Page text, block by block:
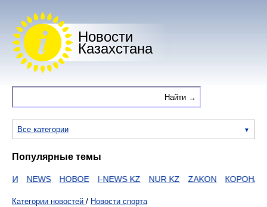
Новости
Казахстана
Все категории
Популярные темы
NEWS НОВОЕ I-NEWS KZ NUR KZ ZAKON
Категории новостей / Новости спорта